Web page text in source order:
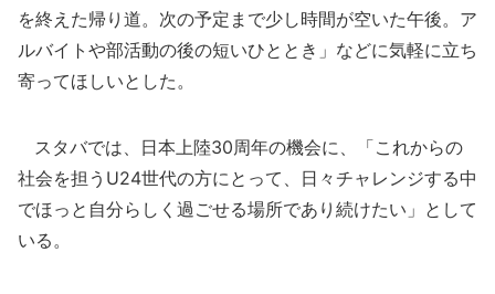
を終えた帰り道。次の予定まで少し時間が空いた午後。ア
ルバイトや部活動の後の短いひととき」などに気軽に立ち
寄ってほしいとした。
スタバでは、日本上陸30周年の機会に、「これからの
社会を担うU24世代の方にとって、日々チャレンジする中
でほっと自分らしく過ごせる場所であり続けたい」として
いる。